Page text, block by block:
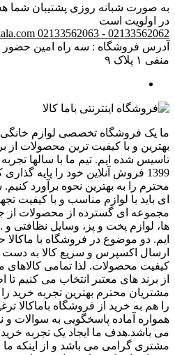
به صورت شبانه روزی پشتیبان شما
در اولویت است
02133562062 - 02133562063
منفی ۱ پلاک ۹
ما یک فروشگاه تخصصی لوازم خانگی
بهترین و با کیفیت ترین محصولات از
تاسیس شده ایم. تیم ما با سالها
1399 فروش آنلاین خود را پایه
محترم را به بهترین نحوه برآورد
ای باید با لوازم مناسب و با کیفیت
مجموعه ای گسترده از محصولات از
ها، لوازم پخت و پز، وسایل نظافتی و
ایم. دو موضوع در فروشگاه با
ارسال اکسپرس و سریع کالا به
کیفیت محصولات. لذا تمامی کالاهای
از برند های معتبر انتخاب می کنیم
مشتریان محترم بهترین تجربه خرید
را هم به خرید از فروشگاه باماکالا
همواره آماده پاسخگویی به سوالات و
می باشد.هدف ما ایجاد یک تجربه
مشتری گرامی می باشد و از اینکه ما